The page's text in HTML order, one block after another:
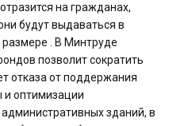
на гражданах,
будут выдаваться в
. В Минтруде
позволит сократить
отказа от поддержания
и оптимизации
зданий, в